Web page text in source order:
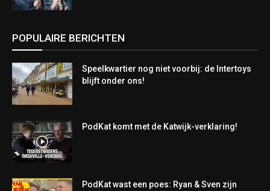
POPULAIRE BERICHTEN
Speelkwartier nog niet voorbij: de Intertoys
blijft onder ons!
PodKat komt met de Katwijk-verklaring!
PodKat wast een poes: Ryan & Sven zijn